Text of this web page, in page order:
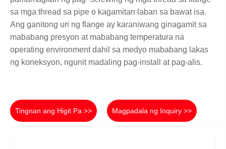
sa mga thread sa pipe o kagamitan laban sa bawat isa.
Ang ganitong uri ng flange ay karaniwang ginagamit sa
mababang presyon at mababang temperatura na
operating environment dahil sa medyo mababang lakas
ng koneksyon, ngunit madaling pag-install at pag-alis.
Tingnan ang Higit Pa >> Magpadala ng Inquiry >>